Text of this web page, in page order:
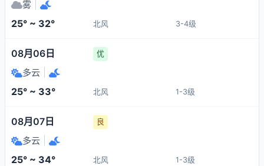
雾
25° ~ 32° 北风 3-4级
08月06日 优
多云
25° ~ 33° 北风 1-3级
08月07日 良
多云
25° ~ 34° 北风 1-3级